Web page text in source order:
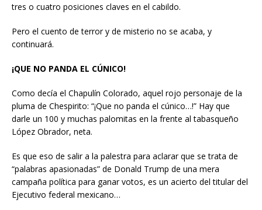
tres o cuatro posiciones claves en el cabildo.
Pero el cuento de terror y de misterio no se acaba, y
continuará.
¡QUE NO PANDA EL CÚNICO!
Como decía el Chapulín Colorado, aquel rojo personaje de la
pluma de Chespirito: “¡Que no panda el cúnico…!” Hay que
darle un 100 y muchas palomitas en la frente al tabasqueño
López Obrador, neta.
Es que eso de salir a la palestra para aclarar que se trata de
“palabras apasionadas” de Donald Trump de una mera
campaña política para ganar votos, es un acierto del titular del
Ejecutivo federal mexicano…